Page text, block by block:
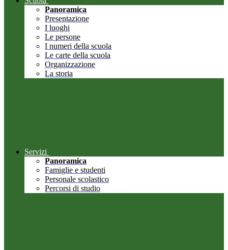
Panoramica
Presentazione
I luoghi
Le persone
I numeri della scuola
Le carte della scuola
Organizzazione
La storia
Servizi
Panoramica
Famiglie e studenti
Personale scolastico
Percorsi di studio